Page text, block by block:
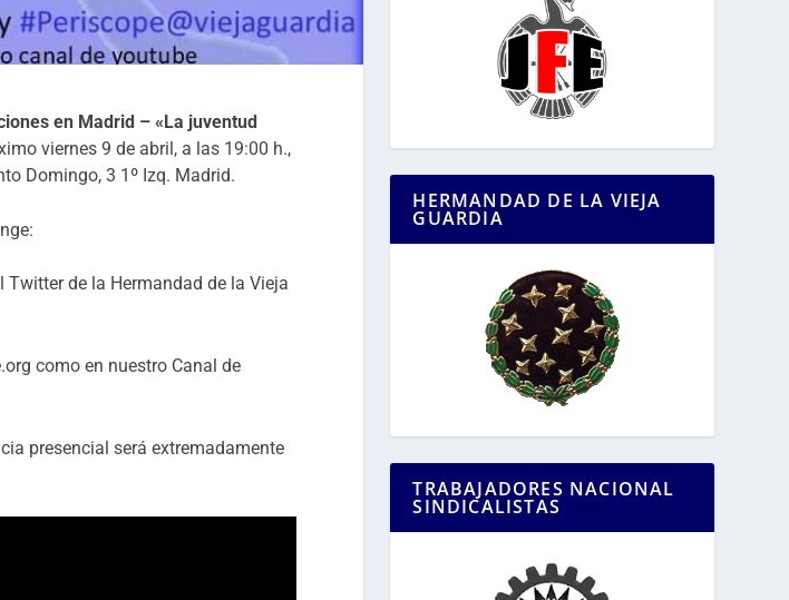
en Madrid – «La juventud
viernes 9 de abril, a las 19:00 h.,
Domingo, 3 1º Izq. Madrid.
Twitter de la Hermandad de la Vieja
como en nuestro Canal de
presencial será extremadamente
HERMANDAD DE LA VIEJA
GUARDIA
TRABAJADORES NACIONAL
SINDICALISTAS